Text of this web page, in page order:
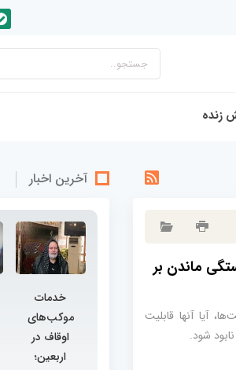
زنده
ماندن بر
آیا آنها قابلیت
شود.
آخرین اخبار
خدمات
موکب‌های
اوقاف در
اربعین؛